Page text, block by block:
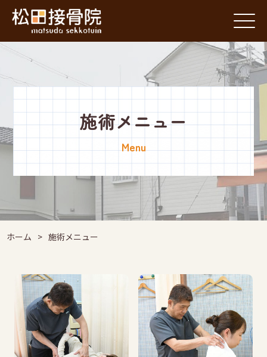
施術メニュー
Menu
ホーム > 施術メニュー